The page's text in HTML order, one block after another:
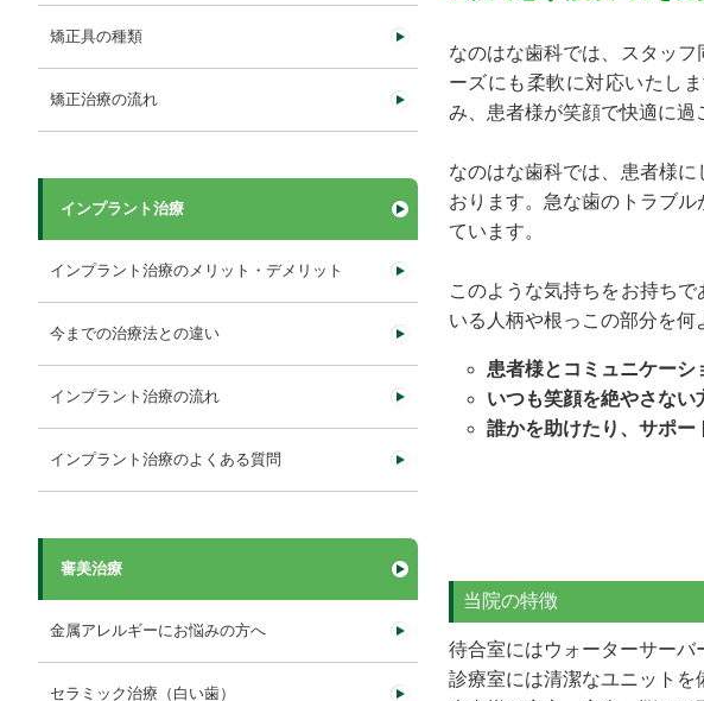
なのはな歯科では、スタッ
ーズにも柔軟に対応いたし
み、患者様が笑顔で快適に過
なのはな歯科では、患者様
おります。急な歯のトラブ
ています。
このような気持ちをお持ち
いる人柄や根っこの部分を何
患者様とコミュニケー
いつも笑顔を絶やさない
誰かを助けたり、サポー
当院の特徴
待合室にはウォーターサーバ
診療室には清潔なユニットを
矯正具の種類
矯正治療の流れ
インプラント治療
インプラント治療のメリット・デメリット
今までの治療法との違い
インプラント治療の流れ
インプラント治療のよくある質問
審美治療
金属アレルギーにお悩みの方へ
セラミック治療（白い歯）